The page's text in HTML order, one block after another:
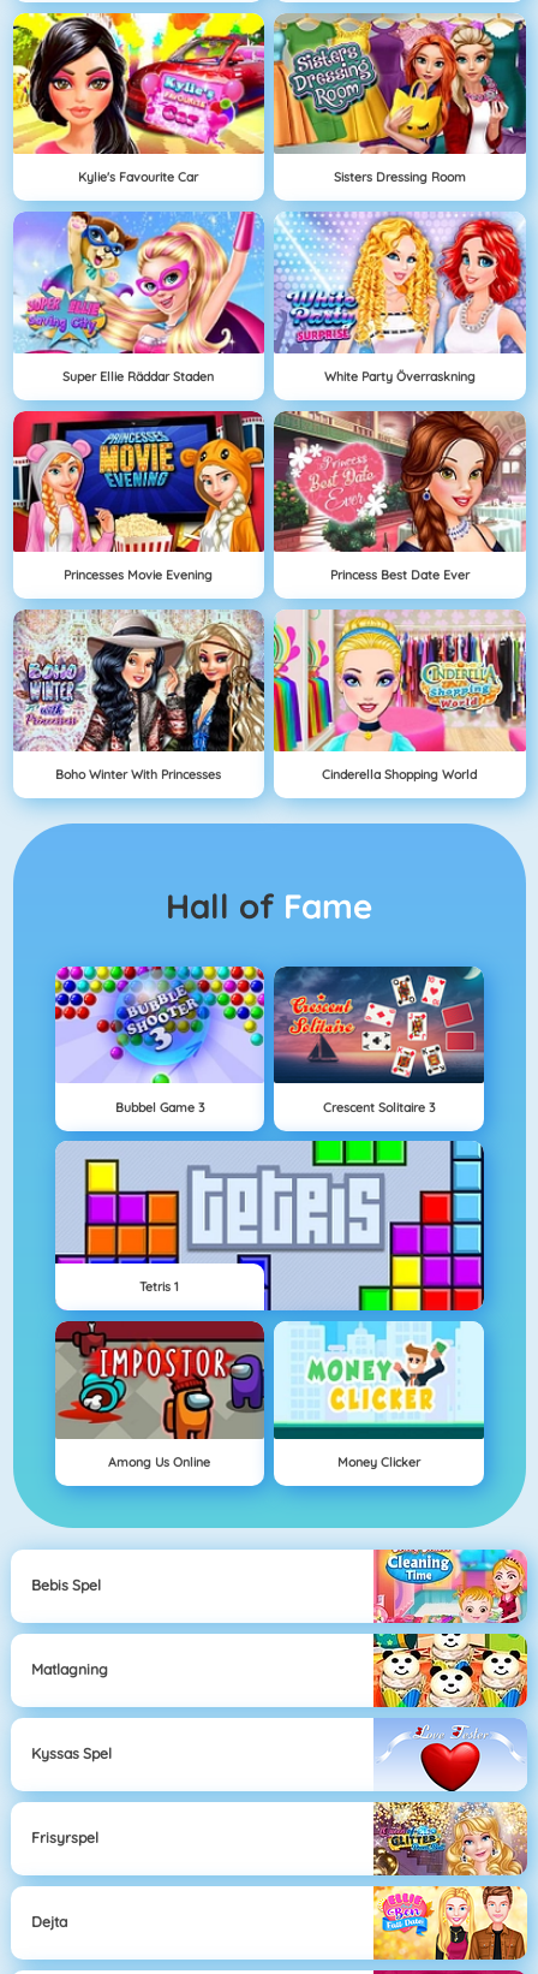
Kylie's Favourite Car Sisters Dressing Room
Super Ellie Räddar Staden White Party Överraskning
Princesses Movie Evening Princess Best Date Ever
Boho Winter With Princesses Cinderella Shopping World
Hall of Fame
Bubbel Game 3 Crescent Solitaire 3
Tetris 1
Among Us Online Money Clicker
Bebis Spel
Matlagning
Kyssas Spel
Frisyrspel
Dejta